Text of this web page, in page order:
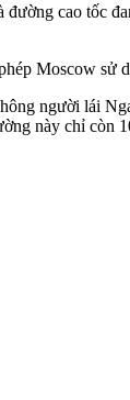
cao tốc
Moscow
người lái
này chỉ